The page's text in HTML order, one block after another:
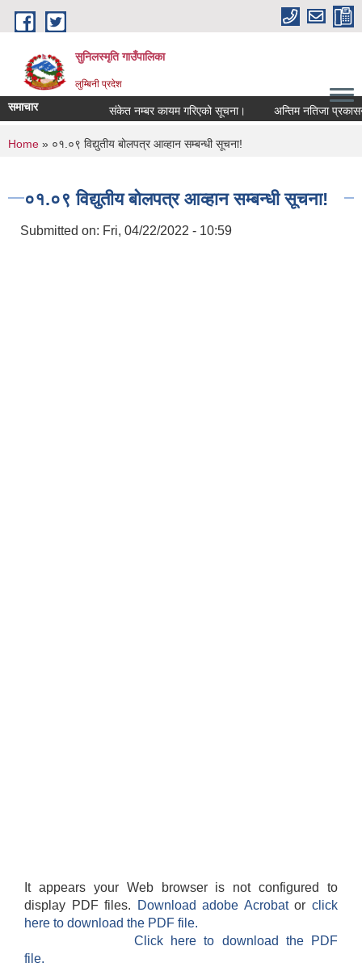
Skip to main content
सुनिलस्मृति गाउँपालिका
लुम्बिनी प्रदेश
समाचार संकेत नम्बर कायम गरिएको सूचना। अन्तिम नतिजा प्रकासन
You are here
Home » ०१.०९ विद्युतीय बोलपत्र आव्हान सम्बन्धी सूचना!
०१.०९ विद्युतीय बोलपत्र आव्हान सम्बन्धी सूचना!
Submitted on: Fri, 04/22/2022 - 10:59
It appears your Web browser is not configured to
display PDF files.
Download adobe Acrobatorclick
here to download the PDF file.
Click here to download the PDF
file.